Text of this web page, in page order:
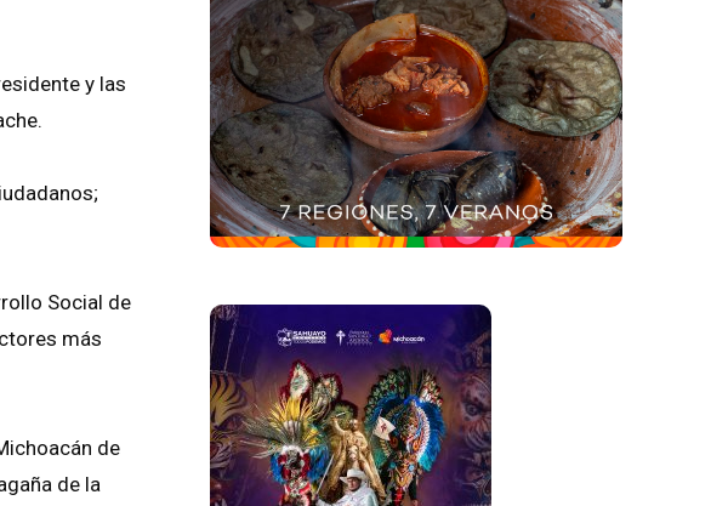
y las
Social de
más
de
de la